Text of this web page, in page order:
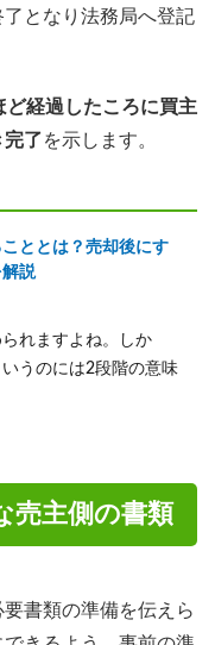
となり法務局へ登記
経過したころに買主
了 を示します。
ととは？売却後にす
説
れますよね。しか
うのには2段階の意味
売主側の書類
書類の準備を伝えら